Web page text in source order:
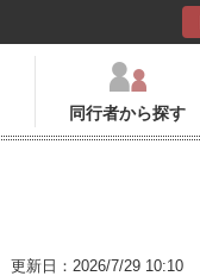
同行者から探す
更新日：2026/7/29 10:10